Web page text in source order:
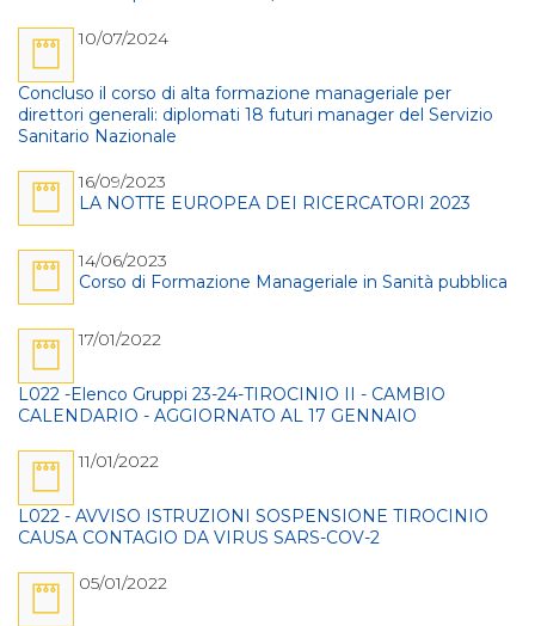
10/07/2024
Concluso il corso di alta formazione manageriale per
direttori generali: diplomati 18 futuri manager del Servizio
Sanitario Nazionale
16/09/2023
LA NOTTE EUROPEA DEI RICERCATORI 2023
14/06/2023
Corso di Formazione Manageriale in Sanità pubblica
17/01/2022
L022 -Elenco Gruppi 23-24-TIROCINIO II - CAMBIO
CALENDARIO - AGGIORNATO AL 17 GENNAIO
11/01/2022
L022 - AVVISO ISTRUZIONI SOSPENSIONE TIROCINIO
CAUSA CONTAGIO DA VIRUS SARS-COV-2
05/01/2022